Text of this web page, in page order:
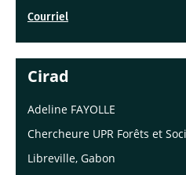
Courriel
Cirad
Adeline FAYOLLE
Chercheure UPR Forêts et
Libreville, Gabon